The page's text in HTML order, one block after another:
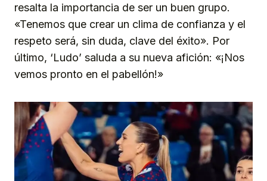
resalta la importancia de ser un buen grupo.
«Tenemos que crear un clima de confianza y el
respeto será, sin duda, clave del éxito». Por
último, ‘Ludo’ saluda a su nueva afición: «¡Nos
vemos pronto en el pabellón!»